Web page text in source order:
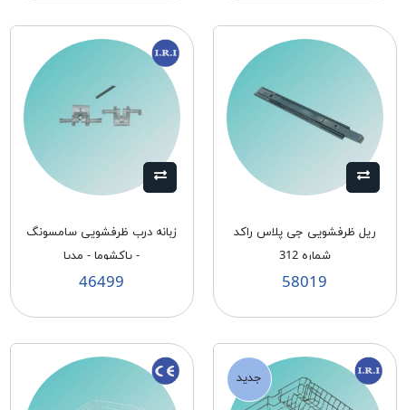
ريل ظرفشويی جی پلاس راكد
شماره 312
58019
زبانه درب ظرفشويی سامسونگ
- پاكشوما - مديا
46499
جدید